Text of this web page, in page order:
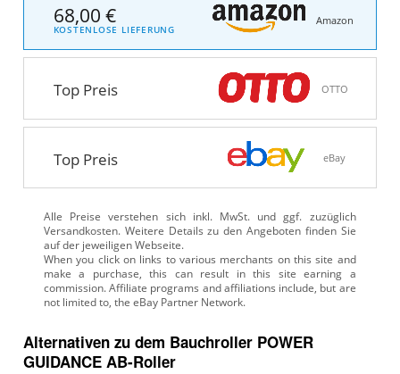
68,00 €
KOSTENLOSE LIEFERUNG
Amazon
Top Preis OTTO
Top Preis eBay
Alle Preise verstehen sich inkl. MwSt. und ggf. zuzüglich
Versandkosten. Weitere Details zu den Angeboten finden Sie
auf der jeweiligen Webseite.
Alternativen zu dem Bauchroller POWER
GUIDANCE AB-Roller